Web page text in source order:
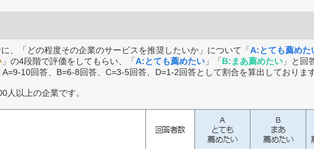
、「どの程度その企業のサービスを推奨したいか」について「A:とても薦めた
」の4段階で評価をしてもらい、「A:とても薦めたい 」「B:まあ薦めたい 」と回
10回答、B=6-8回答、C=3-5回答、D=1-2回答として割合を算出しております
人以上の企業です。